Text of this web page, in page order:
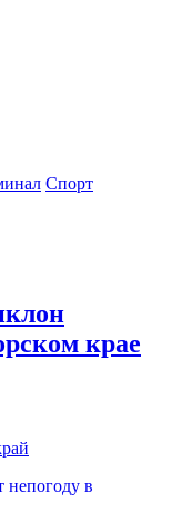
Спорт
крае